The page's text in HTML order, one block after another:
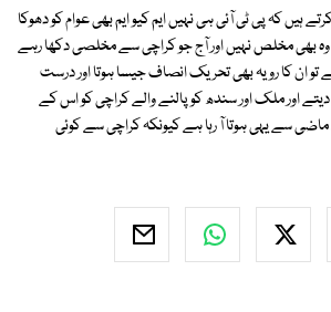
ہیں کہ پی ٹی آئی ہی نہیں ایم کیو ایم بھی عوام کو دھوکا
بھی مخلص نہیں اور آج جو کراچی سے مخلصی دکھا رہے
ان کا رویہ بھی تحریک انصاف جیسا ہوتا اور درست
اور ملک اور سندھ کو پالنے والے کراچی کو اس کے
سے یہی ہوتا آ رہا ہے کیونکہ کراچی سے کوئی